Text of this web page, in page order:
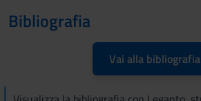
Bibliografia
Vai alla bibliografia